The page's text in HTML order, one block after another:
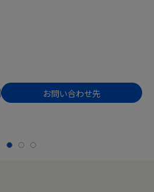
お問い合わせ先